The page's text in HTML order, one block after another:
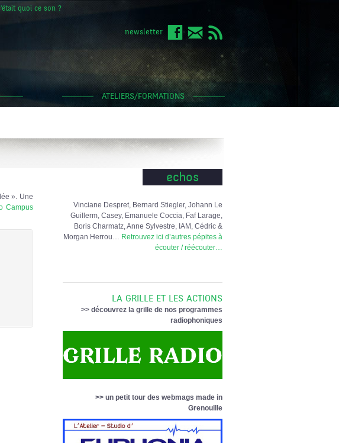
quoi ce son ?
newsletter
ATELIERS/FORMATIONS
». Une
Campus
echos
Vinciane Despret, Bernard Stiegler, Johann Le
Guillerm, Casey, Emanuele Coccia, Faf Larage,
Boris Charmatz, Anne Sylvestre, IAM, Cédric &
Morgan Herrou… Retrouvez ici d’autres pépites à
écouter / réécouter…
LA GRILLE ET LES ACTIONS
>> découvrez la grille de nos programmes
radiophoniques
>> un petit tour des webmags made in
Grenouille